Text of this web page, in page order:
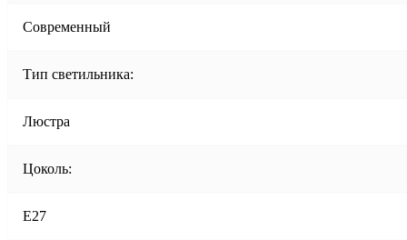
Современный
Тип светильника:
Люстра
Цоколь:
E27